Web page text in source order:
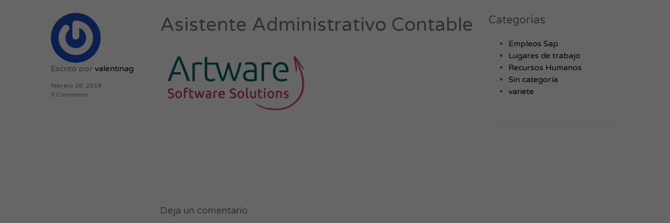
Escrito por valentinag
febrero 28, 2018
0 Comments
Asistente Administrativo Contable
Deja un comentario
Categorías
Empleos Sap
Lugares de trabajo
Recursos Humanos
Sin categoría
variete